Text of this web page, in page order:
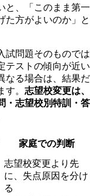
と、「このまま第一
た方がよいのか」と
試問題そのものでは
テストの傾向が近い
なる場合は、結果だ
。 志望校変更は、
・志望校別特訓・答
家庭での判断
志望校変更より先
に、失点原因を分け
る